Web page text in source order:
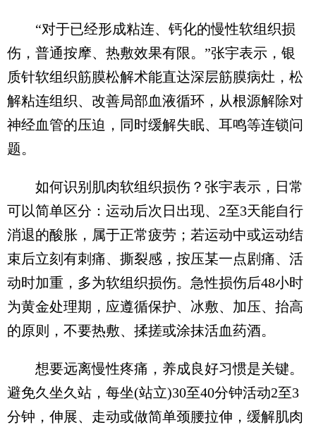
“对于已经形成粘连、钙化的慢性软组织损
伤，普通按摩、热敷效果有限。”张宇表示，银
质针软组织筋膜松解术能直达深层筋膜病灶，松
解粘连组织、改善局部血液循环，从根源解除对
神经血管的压迫，同时缓解失眠、耳鸣等连锁问
题。
如何识别肌肉软组织损伤？张宇表示，日常
可以简单区分：运动后次日出现、2至3天能自行
消退的酸胀，属于正常疲劳；若运动中或运动结
束后立刻有刺痛、撕裂感，按压某一点剧痛、活
动时加重，多为软组织损伤。急性损伤后48小时
为黄金处理期，应遵循保护、冰敷、加压、抬高
的原则，不要热敷、揉搓或涂抹活血药酒。
想要远离慢性疼痛，养成良好习惯是关键。
避免久坐久站，每坐(站立)30至40分钟活动2至3
分钟‌，伸展、走动或做简单颈腰拉伸，缓解肌肉